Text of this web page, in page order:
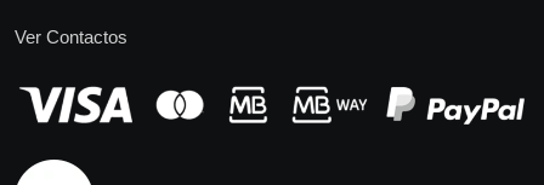
Ver Contactos